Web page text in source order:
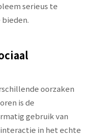
serieus te
oorzaken
is de
gebruik van
in het echte